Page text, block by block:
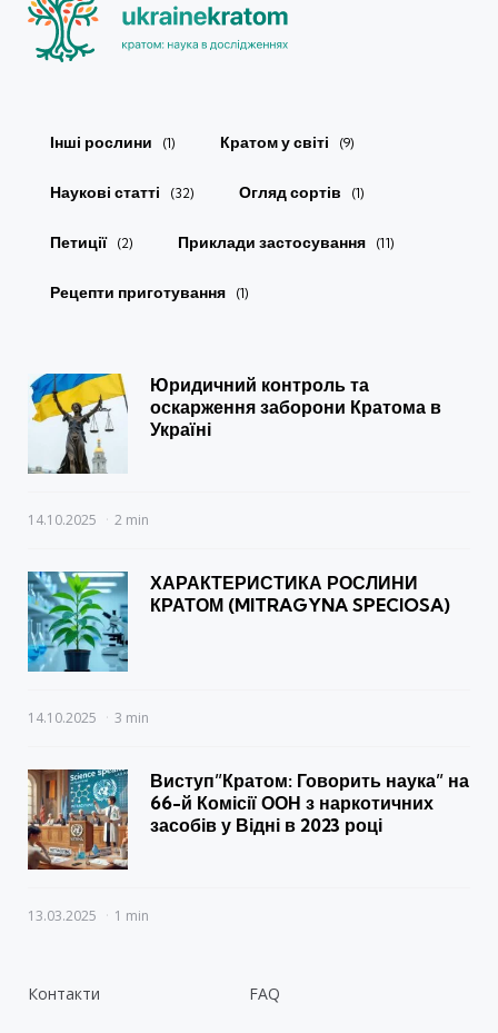
Інші рослини (1) Кратом у світі (9)
Наукові статті (32) Огляд сортів (1)
Петиції (2) Приклади застосування (11)
Рецепти приготування (1)
Юридичний контроль та
оскарження заборони Кратома в
Україні
14.10.2025 2 min
ХАРАКТЕРИСТИКА РОСЛИНИ
КРАТОМ (MITRAGYNA SPECIOSA)
14.10.2025 3 min
Виступ”Кратом: Говорить наука” на
66-й Комісії ООН з наркотичних
засобів у Відні в 2023 році
13.03.2025 1 min
Контакти FAQ